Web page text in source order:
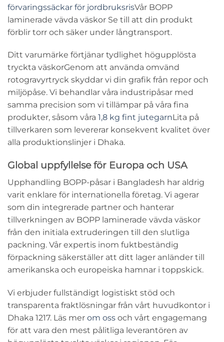
förvaringssäckar för jordbruksrisVår BOPP
laminerade vävda väskor Se till att din produkt
förblir torr och säker under långtransport.
Ditt varumärke förtjänar tydlighet högupplösta
tryckta väskorGenom att använda omvänd
rotogravyrtryck skyddar vi din grafik från repor och
miljöpåse. Vi behandlar våra industripåsar med
samma precision som vi tillämpar på våra fina
produkter, såsom våra 1,8 kg fint jutegarnLita på
tillverkaren som levererar konsekvent kvalitet över
alla produktionslinjer i Dhaka.
Global uppfyllelse för Europa och USA
Upphandling BOPP-påsar i Bangladesh har aldrig
varit enklare för internationella företag. Vi agerar
som din integrerade partner och hanterar
tillverkningen av BOPP laminerade vävda väskor
från den initiala extruderingen till den slutliga
packning. Vår expertis inom fuktbeständig
förpackning säkerställer att ditt lager anländer till
amerikanska och europeiska hamnar i toppskick.
Vi erbjuder fullständigt logistiskt stöd och
transparenta fraktlösningar från vårt huvudkontor i
Dhaka 1217. Läs mer om oss och vårt engagemang
för att vara den mest pålitliga leverantören av